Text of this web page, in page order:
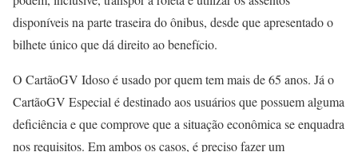
disponíveis na parte traseira do ônibus, desde que apresentado o
bilhete único que dá direito ao benefício.
O CartãoGV Idoso é usado por quem tem mais de 65 anos. Já o
CartãoGV Especial é destinado aos usuários que possuem alguma
deficiência e que comprove que a situação econômica se enquadra
nos requisitos. Em ambos os casos, é preciso fazer um